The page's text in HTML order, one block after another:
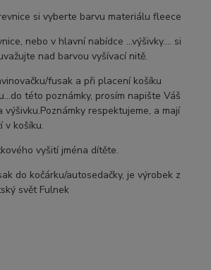
si vyberte barvu materiálu fleece
nebo v hlavní nabídce ...výšivky.... si
nad barvou vyšívací nitě.
fusak a při placení košíku
této poznámky, prosím napište Váš
výšivku.Poznámky respektujeme, a mají
v košíku.
vyšití jména dítěte.
do kočárku/autosedačky, je výrobek z
svět Fulnek